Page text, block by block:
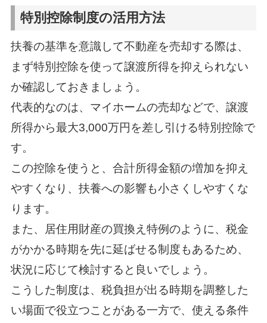
特別控除制度の活用方法
扶養の基準を意識して不動産を売却する際は、
まず特別控除を使って譲渡所得を抑えられない
か確認しておきましょう。
代表的なのは、マイホームの売却などで、譲渡
所得から最大3,000万円を差し引ける特別控除で
す。
この控除を使うと、合計所得金額の増加を抑え
やすくなり、扶養への影響も小さくしやすくな
ります。
また、居住用財産の買換え特例のように、税金
がかかる時期を先に延ばせる制度もあるため、
状況に応じて検討すると良いでしょう。
こうした制度は、税負担が出る時期を調整した
い場面で役立つことがある一方で、使える条件